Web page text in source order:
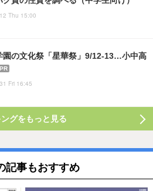
Thu 15:00
園の文化祭「星華祭」9/12-13…小中高
PR
Fri 16:45
グをもっと見る
記事もおすすめ